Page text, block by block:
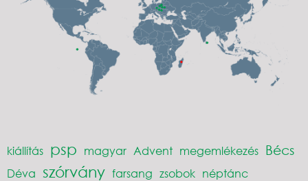
kiállítás psp magyar Advent megemlékezés Bécs
Déva szórvány farsang zsobok néptánc